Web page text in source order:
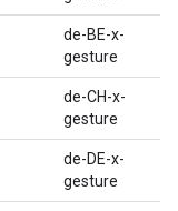
de-BE-x-
gesture
de-CH-x-
gesture
de-DE-x-
gesture